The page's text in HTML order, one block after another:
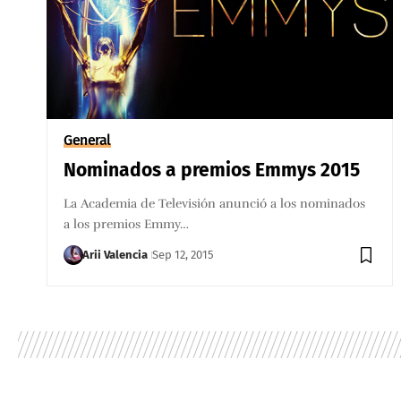
General
Nominados a premios Emmys 2015
La Academia de Televisión anunció a los nominados
a los premios Emmy…
Arii Valencia Sep 12, 2015